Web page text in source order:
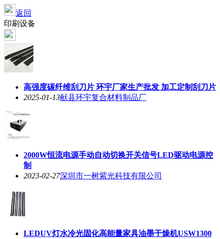
返回
印刷设备
高强度碳纤维刮刀片 环宇厂家生产批发 加工定制刮刀片
2025-01-13献县环宇复合材料制品厂
2000W恒流电源手动自动切换开关信号LED驱动电源控
制
2023-02-27深圳市一树紫光科技有限公司
LEDUV灯水冷光固化高能量家具油墨干燥机USW1300